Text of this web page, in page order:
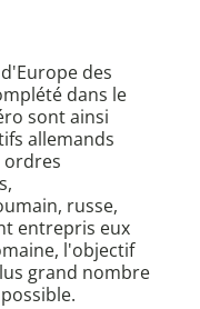
des
dans le
sont ainsi
allemands
ordres
russe,
entrepris eux
l'objectif
grand nombre